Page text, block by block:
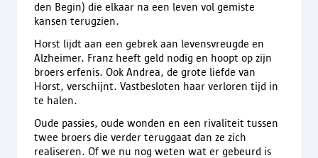
den Begin) die elkaar na een leven vol gemiste
kansen terugzien.
Horst lijdt aan een gebrek aan levensvreugde en
Alzheimer. Franz heeft geld nodig en hoopt op zijn
broers erfenis. Ook Andrea, de grote liefde van
Horst, verschijnt. Vastbesloten haar verloren tijd in
te halen.
Oude passies, oude wonden en een rivaliteit tussen
twee broers die verder teruggaat dan ze zich
realiseren. Of we nu nog weten wat er gebeurd is